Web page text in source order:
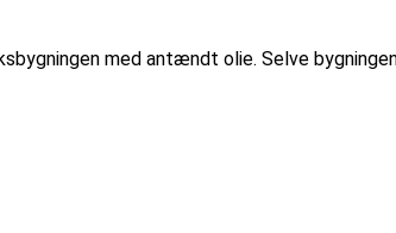
med antændt olie. Selve